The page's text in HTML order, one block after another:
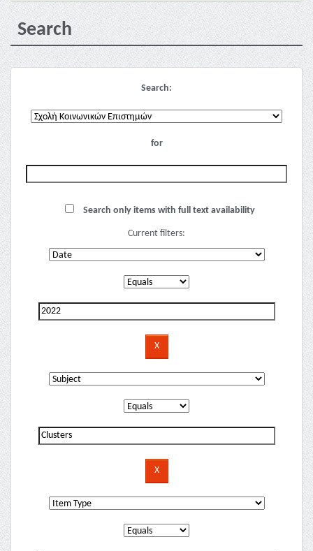
Search
Search:
for
Search only items with full text availability
Current filters: